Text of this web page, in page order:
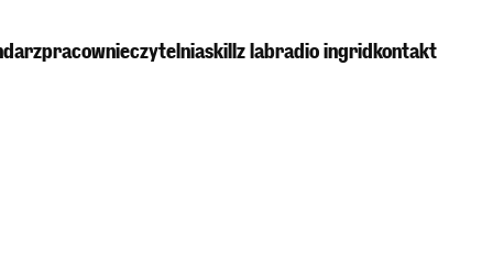
pracownieczytelniaskillz labradio ingrid kontakt